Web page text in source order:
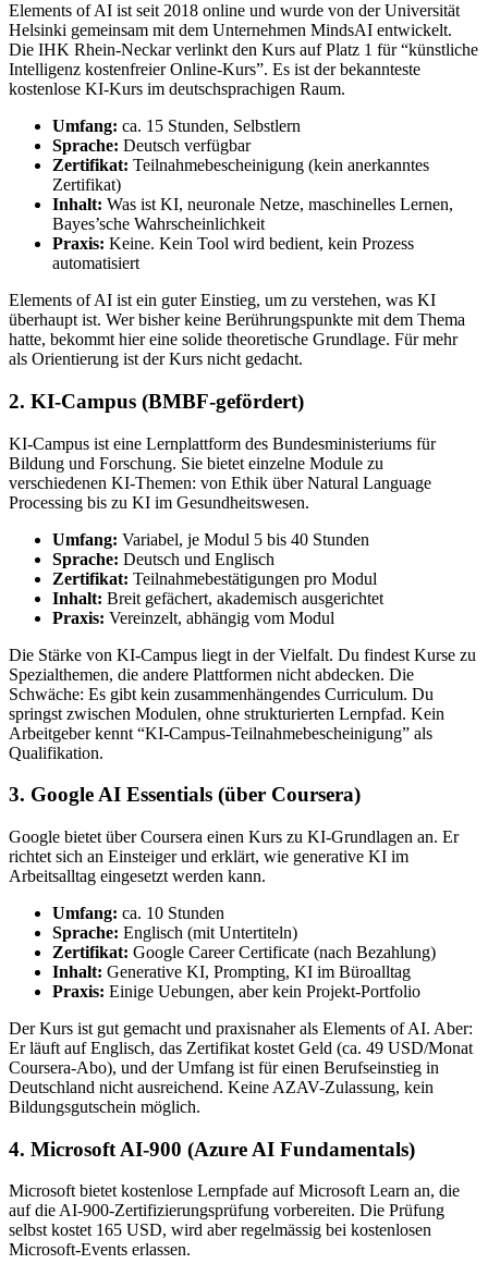
Elements of AI ist seit 2018 online und wurde von der Universität
Helsinki gemeinsam mit dem Unternehmen MindsAI entwickelt.
Die IHK Rhein-Neckar verlinkt den Kurs auf Platz 1 für “künstliche
Intelligenz kostenfreier Online-Kurs”. Es ist der bekannteste
kostenlose KI-Kurs im deutschsprachigen Raum.
Umfang: ca. 15 Stunden, Selbstlern
Sprache: Deutsch verfügbar
Zertifikat: Teilnahmebescheinigung (kein anerkanntes
Zertifikat)
Inhalt: Was ist KI, neuronale Netze, maschinelles Lernen,
Bayes’sche Wahrscheinlichkeit
Praxis: Keine. Kein Tool wird bedient, kein Prozess
automatisiert
Elements of AI ist ein guter Einstieg, um zu verstehen, was KI
überhaupt ist. Wer bisher keine Berührungspunkte mit dem Thema
hatte, bekommt hier eine solide theoretische Grundlage. Für mehr
als Orientierung ist der Kurs nicht gedacht.
2. KI-Campus (BMBF-gefördert)
KI-Campus ist eine Lernplattform des Bundesministeriums für
Bildung und Forschung. Sie bietet einzelne Module zu
verschiedenen KI-Themen: von Ethik über Natural Language
Processing bis zu KI im Gesundheitswesen.
Umfang: Variabel, je Modul 5 bis 40 Stunden
Sprache: Deutsch und Englisch
Zertifikat: Teilnahmebestätigungen pro Modul
Inhalt: Breit gefächert, akademisch ausgerichtet
Praxis: Vereinzelt, abhängig vom Modul
Die Stärke von KI-Campus liegt in der Vielfalt. Du findest Kurse zu
Spezialthemen, die andere Plattformen nicht abdecken. Die
Schwäche: Es gibt kein zusammenhängendes Curriculum. Du
springst zwischen Modulen, ohne strukturierten Lernpfad. Kein
Arbeitgeber kennt “KI-Campus-Teilnahmebescheinigung” als
Qualifikation.
3. Google AI Essentials (über Coursera)
Google bietet über Coursera einen Kurs zu KI-Grundlagen an. Er
richtet sich an Einsteiger und erklärt, wie generative KI im
Arbeitsalltag eingesetzt werden kann.
Umfang: ca. 10 Stunden
Sprache: Englisch (mit Untertiteln)
Zertifikat: Google Career Certificate (nach Bezahlung)
Inhalt: Generative KI, Prompting, KI im Büroalltag
Praxis: Einige Uebungen, aber kein Projekt-Portfolio
Der Kurs ist gut gemacht und praxisnaher als Elements of AI. Aber:
Er läuft auf Englisch, das Zertifikat kostet Geld (ca. 49 USD/Monat
Coursera-Abo), und der Umfang ist für einen Berufseinstieg in
Deutschland nicht ausreichend. Keine AZAV-Zulassung, kein
Bildungsgutschein möglich.
4. Microsoft AI-900 (Azure AI Fundamentals)
Microsoft bietet kostenlose Lernpfade auf Microsoft Learn an, die
auf die AI-900-Zertifizierungsprüfung vorbereiten. Die Prüfung
selbst kostet 165 USD, wird aber regelmässig bei kostenlosen
Microsoft-Events erlassen.